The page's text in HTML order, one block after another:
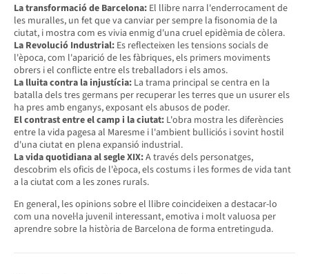
La transformació de Barcelona: El llibre narra l'enderrocament de
les muralles, un fet que va canviar per sempre la fisonomia de la
ciutat, i mostra com es vivia enmig d'una cruel epidèmia de còlera.
La Revolució Industrial: Es reflecteixen les tensions socials de
l'època, com l'aparició de les fàbriques, els primers moviments
obrers i el conflicte entre els treballadors i els amos.
La lluita contra la injustícia: La trama principal se centra en la
batalla dels tres germans per recuperar les terres que un usurer els
ha pres amb enganys, exposant els abusos de poder.
El contrast entre el camp i la ciutat: L'obra mostra les diferències
entre la vida pagesa al Maresme i l'ambient bulliciós i sovint hostil
d'una ciutat en plena expansió industrial.
La vida quotidiana al segle XIX:A través dels personatges,
descobrim els oficis de l'època, els costums i les formes de vida tant
a la ciutat com a les zones rurals.
En general, les opinions sobre el llibre coincideixen a destacar-lo
com una novel·la juvenil interessant, emotiva i molt valuosa per
aprendre sobre la història de Barcelona de forma entretinguda.